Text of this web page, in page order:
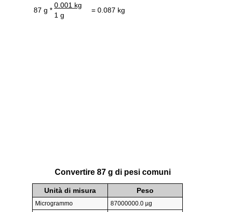
87 g *
0.001 kg
= 0.087 kg
1 g
Convertire 87 g di pesi comuni
Unità di misura Peso
Microgrammo
87000000.0 µg